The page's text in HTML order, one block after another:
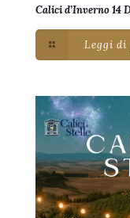
Calici d’Inverno 14
Leggi di